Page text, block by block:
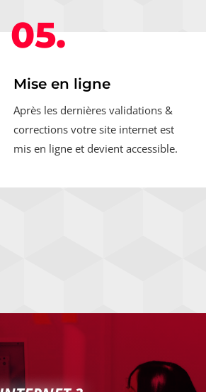
05.
Mise en ligne
Après les dernières validations &
corrections votre site internet est
mis en ligne et devient accessible.